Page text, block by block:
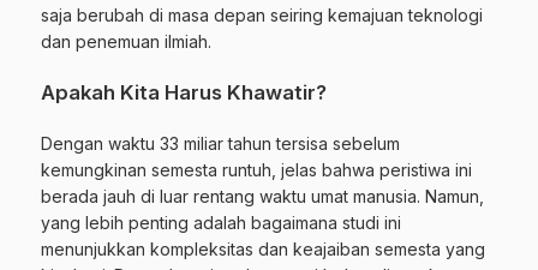
saja berubah di masa depan seiring kemajuan teknologi
dan penemuan ilmiah.
Apakah Kita Harus Khawatir?
Dengan waktu 33 miliar tahun tersisa sebelum
kemungkinan semesta runtuh, jelas bahwa peristiwa ini
berada jauh di luar rentang waktu umat manusia. Namun,
yang lebih penting adalah bagaimana studi ini
menunjukkan kompleksitas dan keajaiban semesta yang